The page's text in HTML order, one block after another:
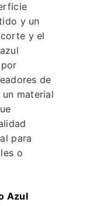
y un
y el
de
material
para
o
Azul